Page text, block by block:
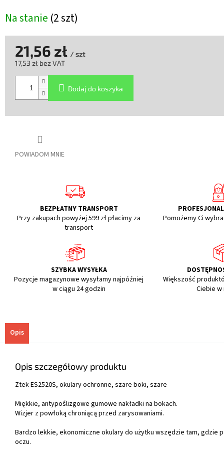
Na stanie (2 szt)
POWIADOM MNIE
21,56 zł / szt
17,53 zł bez VAT
jednostkowa:
Dodaj do koszyka
BEZPŁATNY TRANSPORT
Przy zakupach powyżej 599 zł płacimy za
transport
Pomożemy Ci
SZYBKA WYSYŁKA
Pozycje magazynowe wysyłamy najpóźniej
w ciągu 24 godzin
Większość
Ciebie
Opis
Opis szczegółowy produktu
Ztek ES2520S, okulary ochronne, szare boki, szare
Miękkie, antypoślizgowe gumowe nakładki na bokach.
Wizjer z powłoką chroniącą przed zarysowaniami.
Bardzo lekkie, ekonomiczne okulary do użytku wszędzie tam, gdzie
oczu.